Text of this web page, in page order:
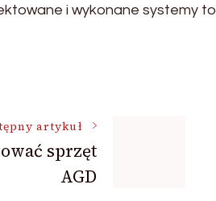
i wykonane systemy to
artykuł
sprzęt
AGD